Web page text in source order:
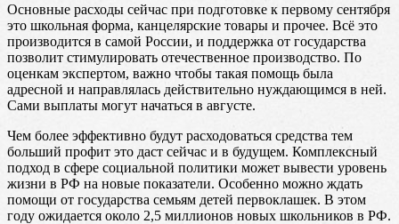
Основные расходы сейчас при подготовке к первому сентября
это школьная форма, канцелярские товары и прочее. Всё это
производится в самой России, и поддержка от государства
позволит стимулировать отечественное производство. По
оценкам экспертом, важно чтобы такая помощь была
адресной и направлялась действительно нуждающимся в ней.
Сами выплаты могут начаться в августе.
Чем более эффективно будут расходоваться средства тем
больший профит это даст сейчас и в будущем. Комплексный
подход в сфере социальной политики может вывести уровень
жизни в РФ на новые показатели. Особенно можно ждать
помощи от государства семьям детей первоклашек. В этом
году ожидается около 2,5 миллионов новых школьников в РФ.